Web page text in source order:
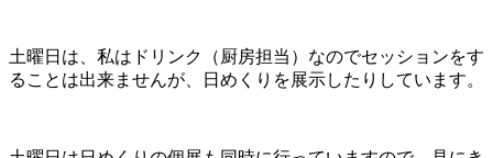
土曜日は、私はドリンク（厨房担当）なのでセッションをす
ることは出来ませんが、日めくりを展示したりしています。